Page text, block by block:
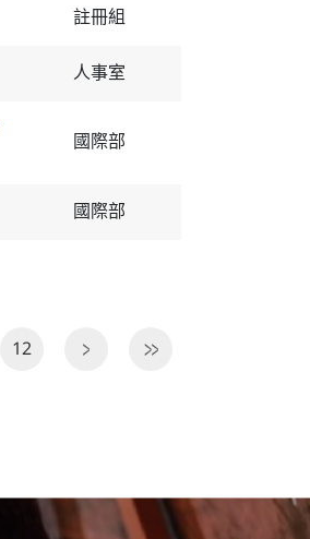
註冊組
人事室
國際部
國際部
12